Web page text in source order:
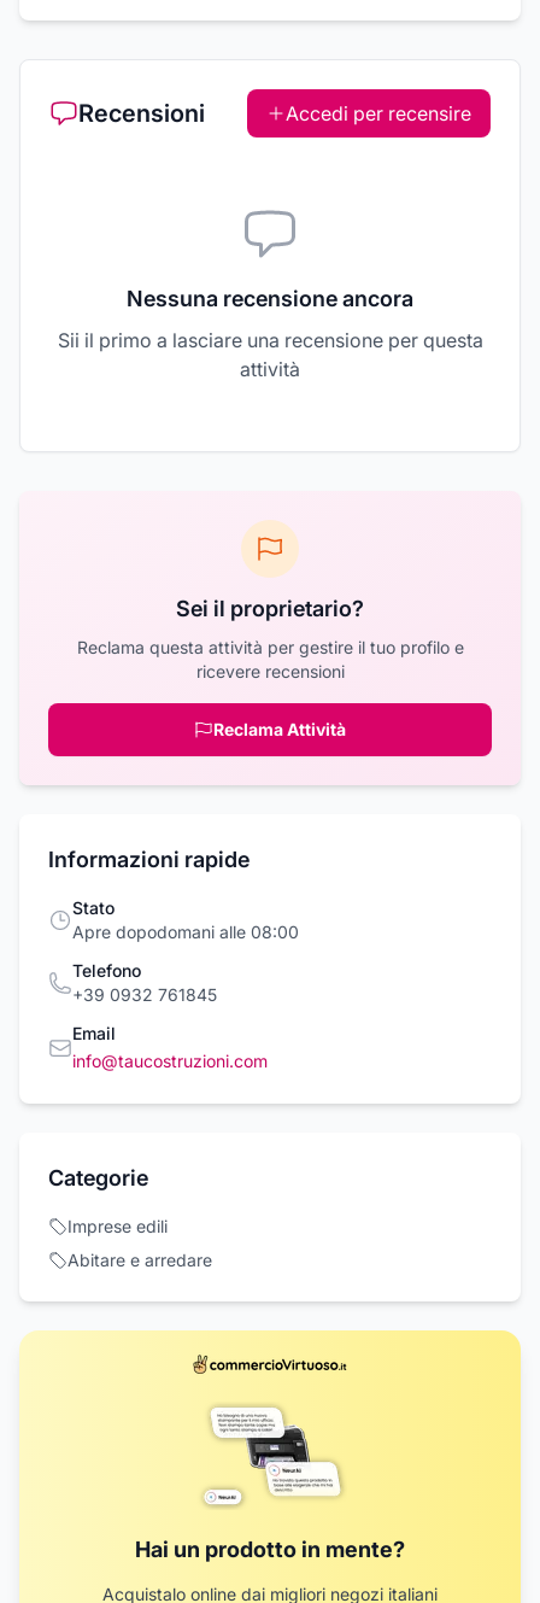
Recensioni Accedi per recensire
Nessuna recensione ancora
Sii il primo a lasciare una recensione per questa
attività
Sei il proprietario?
Reclama questa attività per gestire il tuo profilo e
ricevere recensioni
Reclama Attività
Informazioni rapide
Stato
Apre dopodomani alle 08:00
Telefono
+39 0932 761845
Email
info@taucostruzioni.com
Categorie
Imprese edili
Abitare e arredare
Hai un prodotto in mente?
Acquistalo online dai migliori negozi italiani